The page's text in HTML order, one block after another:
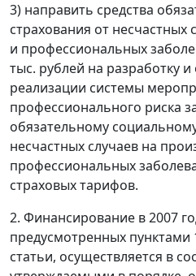
3) направить средства
страхования от несчастных
и профессиональных
тыс. рублей на разработку
реализации системы
профессионального риска
обязательному
несчастных случаев на
профессиональных
страховых тарифов.
2. Финансирование в 2007
предусмотренных пунктами
статьи, осуществляется в